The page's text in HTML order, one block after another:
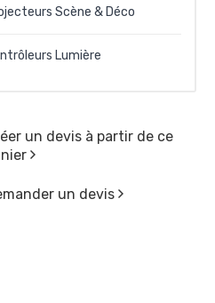
Scène & Déco
Lumière
un devis à partir de ce
un devis